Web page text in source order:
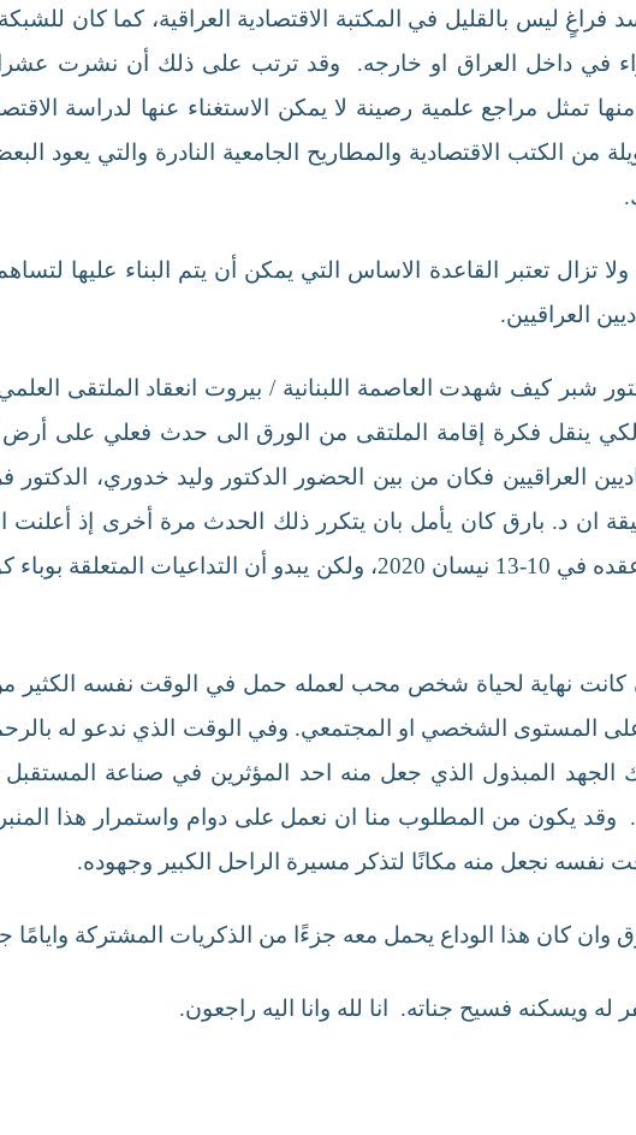
فراغٍ ليس بالقليل في المكتبة الاقتصادية العراقية، كما كان
سواء في داخل العراق او خارجه. وقد ترتب على ذلك أن نشرت
تمثل مراجع علمية رصينة لا يمكن الاستغناء عنها لدراسة
من الكتب الاقتصادية والمطاريح الجامعية النادرة والتي يعود
تزال تعتبر القاعدة الاساس التي يمكن أن يتم البناء عليها
العراقيين.
لكي ينقل فكرة إقامة الملتقى من الورق الى حدث فعلي على
العراقيين فكان من بين الحضور الدكتور وليد خدوري،
ان د. بارق كان يأمل بان يتكرر ذلك الحدث مرة أخرى إذ
الثاني والذي كان من المؤمل عقده في 10-13 نيسان 2020، ولكن
كانت نهاية لحياة شخص محب لعمله حمل في الوقت نفسه الكثير من
المستوى الشخصي او المجتمعي. وفي الوقت الذي ندعو له
الجهد المبذول الذي جعل منه احد المؤثرين في صناعة المستقبل
وقد يكون من المطلوب منا ان نعمل على دوام واستمرار هذا
نفسه نجعل منه مكانًا لتذكر مسيرة الراحل الكبير وجهوده.
وان كان هذا الوداع يحمل معه جزءًا من الذكريات المشتركة وايامًا
له ويسكنه فسيح جناته. انا لله وانا اليه راجعون.